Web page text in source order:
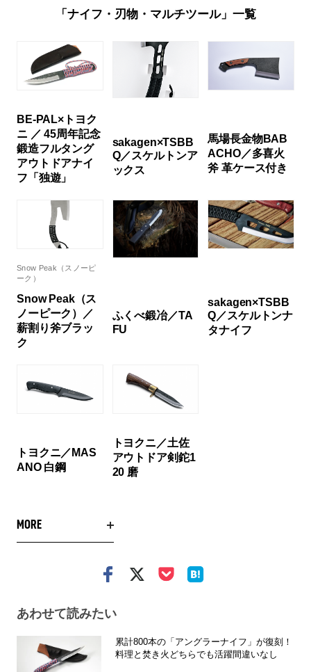
「ナイフ・刃物・マルチツール」一覧
BE-PAL×トヨク
ニ ／ 45周年記念
鍛造フルタング
アウトドアナイ
フ「独遊」
sakagen×TSBB
Q／スケルトンア
ックス
馬場長金物BAB
ACHO／多喜火
斧 革ケース付き
Snow Peak（スノーピ
ーク）
Snow Peak（ス
ノーピーク）／
薪割り斧ブラッ
ク
ふくべ鍛冶／TA
FU
sakagen×TSBB
Q／スケルトンナ
タナイフ
トヨクニ／MAS
ANO 白鋼
トヨクニ／土佐
アウトドア剣鉈1
20 磨
MORE
あわせて読みたい
累計800本の「アングラーナイフ」が復刻！
料理と焚き火どちらでも活躍間違いなし